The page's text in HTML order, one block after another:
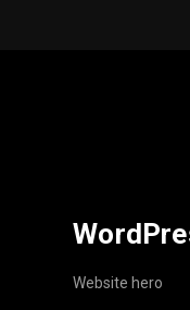
Website hero